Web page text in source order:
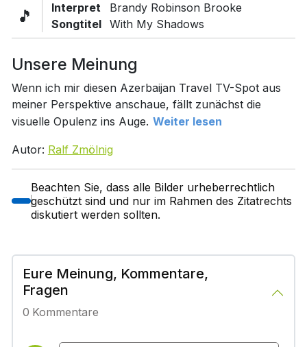
🎵
Interpret
Songtitel
Brandy Robinson Brooke
With My Shadows
Unsere Meinung
Wenn ich mir diesen Azerbaijan Travel TV-Spot aus
meiner Perspektive anschaue, fällt zunächst die
visuelle Opulenz ins Auge. Weiter lesen
Autor: Ralf Zmölnig
Beachten Sie, dass alle Bilder urheberrechtlich
geschützt sind und nur im Rahmen des Zitatrechts
diskutiert werden sollten.
Eure Meinung, Kommentare,
Fragen
0 Kommentare